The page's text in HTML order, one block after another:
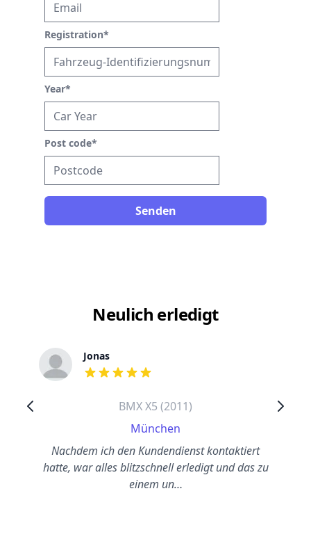
Registration*
Year*
Post code*
Senden
Neulich erledigt
Jonas
out of 5 stars
BMX X5 (2011)
München
Nachdem ich den Kundendienst kontaktiert
hatte, war alles blitzschnell erledigt und das zu
einem un…